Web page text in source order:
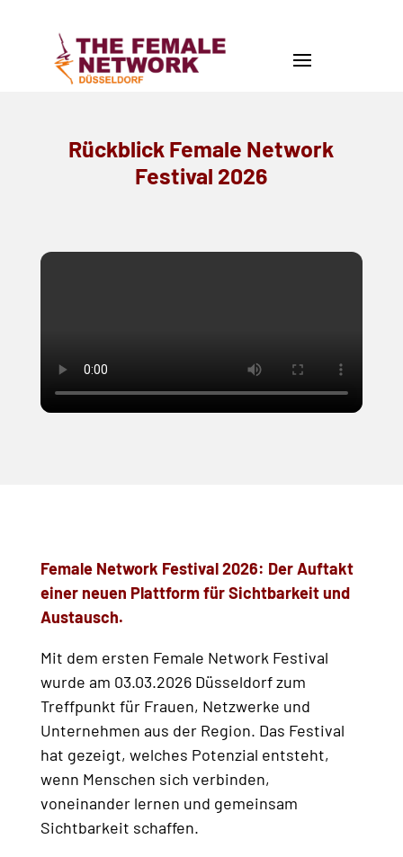
Rückblick Female Network
Festival 2026
Female Network Festival 2026: Der Auftakt
einer neuen Plattform für Sichtbarkeit und
Austausch.
Mit dem ersten Female Network Festival
wurde am 03.03.2026 Düsseldorf zum
Treffpunkt für Frauen, Netzwerke und
Unternehmen aus der Region. Das Festival
hat gezeigt, welches Potenzial entsteht,
wenn Menschen sich verbinden,
voneinander lernen und gemeinsam
Sichtbarkeit schaffen.